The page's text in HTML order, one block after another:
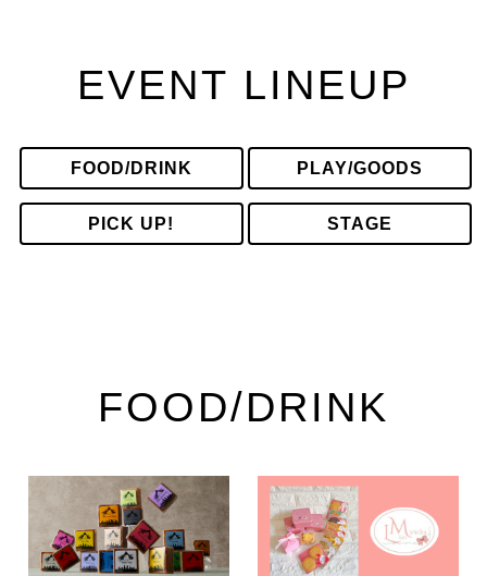
EVENT LINEUP
FOOD/DRINK PLAY/GOODS
PICK UP! STAGE
FOOD/DRINK